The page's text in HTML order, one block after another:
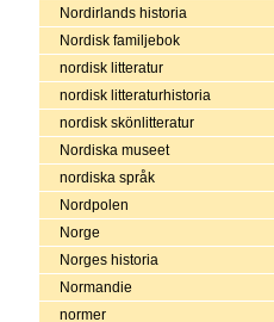
Nordirlands historia
Nordisk familjebok
nordisk litteratur
nordisk litteraturhistoria
nordisk skönlitteratur
Nordiska museet
nordiska språk
Nordpolen
Norge
Norges historia
Normandie
normer